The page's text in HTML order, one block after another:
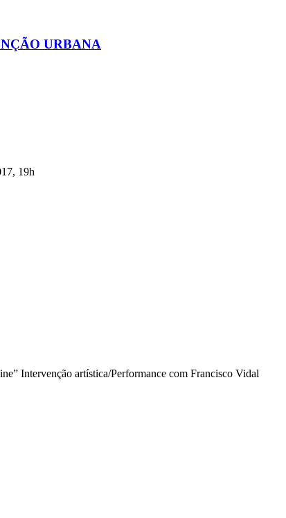
URBANA
19h
Intervenção artística/Performance com Francisco Vidal